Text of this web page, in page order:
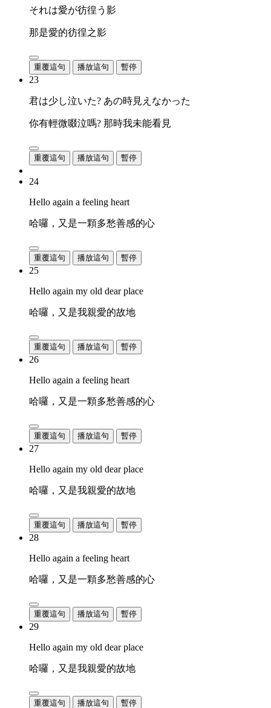
それは愛が彷徨う影
那是愛的彷徨之影
重覆這句 播放這句 暫停
23
君は少し泣いた? あの時見えなかった
你有輕微啜泣嗎? 那時我未能看見
重覆這句 播放這句 暫停
24
Hello again a feeling heart
哈囉，又是一顆多愁善感的心
重覆這句 播放這句 暫停
25
Hello again my old dear place
哈囉，又是我親愛的故地
重覆這句 播放這句 暫停
26
Hello again a feeling heart
哈囉，又是一顆多愁善感的心
重覆這句 播放這句 暫停
27
Hello again my old dear place
哈囉，又是我親愛的故地
重覆這句 播放這句 暫停
28
Hello again a feeling heart
哈囉，又是一顆多愁善感的心
重覆這句 播放這句 暫停
29
Hello again my old dear place
哈囉，又是我親愛的故地
重覆這句 播放這句 暫停